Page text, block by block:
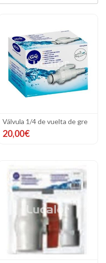
Válvula 1/4 de vuelta de gre
20,00€